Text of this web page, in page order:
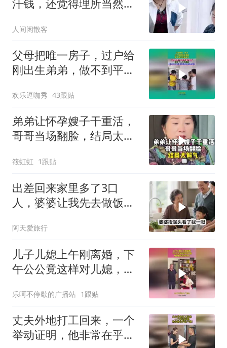
汗钱，还觉得理所当然必
人间闲散客
父母把唯一房子，过户给
刚出生弟弟，做不到平等
欢乐逗咖秀 43跟贴
弟弟让怀孕嫂子干重活，
哥哥当场翻脸，结局太解
筱虹虹 1跟贴
出差回来家里多了3口
人，婆婆让我先去做饭，
阿天爱旅行
儿子儿媳上午刚离婚，下
午公公竟这样对儿媳，爱
乐呵不停歇的广播站 1跟贴
丈夫外地打工回来，一个
举动证明，他非常在乎这